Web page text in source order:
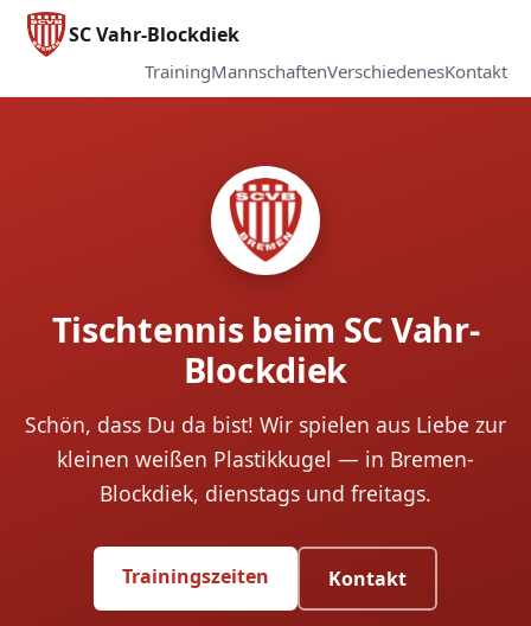
SC Vahr-Blockdiek
TrainingMannschaftenVerschiedenesKontakt
Tischtennis beim SC Vahr-
Blockdiek
Schön, dass Du da bist! Wir spielen aus Liebe zur
kleinen weißen Plastikkugel — in Bremen-
Blockdiek, dienstags und freitags.
Trainingszeiten Kontakt